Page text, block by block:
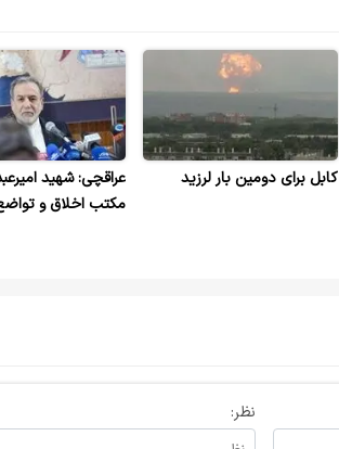
کابل برای دومین بار لرزید
عراقچی: شهید
مکتب اخلاق و
نظر: